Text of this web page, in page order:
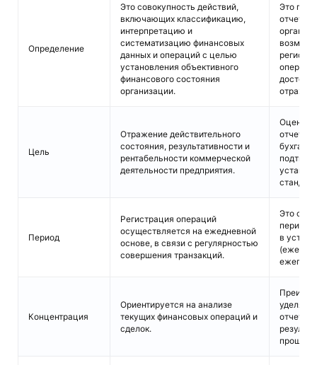
Определение
Это совокупность действий,
включающих классификацию,
интерпретацию и
систематизацию финансовых
данных и операций с целью
установления объективного
финансового состояния
организации.
Это
Цель
Отражение действительного
состояния, результативности и
рентабельности коммерческой
деятельности предприятия.
Оценка
Период
Регистрация операций
осуществляется на ежедневной
основе, в связи с регулярностью
совершения транзакций.
Это
в
Концентрация
Ориентируется на анализе
текущих финансовых операций и
сделок.